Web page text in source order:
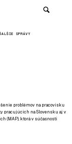
SPRÁVY
problémov na pracovisku
pracujúcich na Slovensku aj v
(MAP), ktorá v súčasnosti